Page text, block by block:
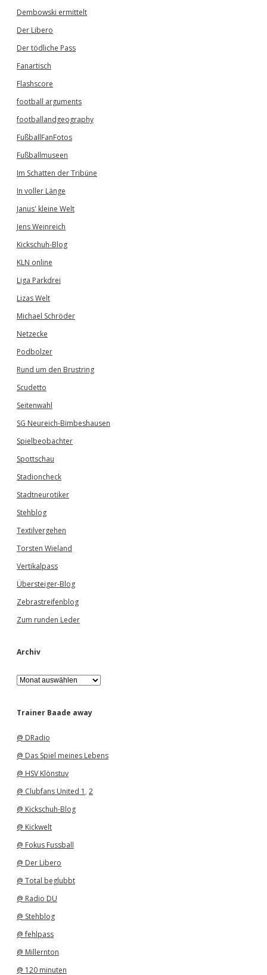
Dembowski ermittelt
Der Libero
Der tödliche Pass
Fanartisch
Flashscore
football arguments
footballandgeography
FußballFanFotos
Fußballmuseen
Im Schatten der Tribüne
In voller Länge
Janus' kleine Welt
Jens Weinreich
Kickschuh-Blog
KLN online
Liga Parkdrei
Lizas Welt
Michael Schröder
Netzecke
Podbolzer
Rund um den Brustring
Scudetto
Seitenwahl
SG Neureich-Bimbeshausen
Spielbeobachter
Spottschau
Stadioncheck
Stadtneurotiker
Stehblog
Textilvergehen
Torsten Wieland
Vertikalpass
Übersteiger-Blog
Zebrastreifenblog
Zum runden Leder
Archiv
A
r
h
Trainer Baade away
@ DRadio
@ Das Spiel meines Lebens
@ HSV Klönstuv
@ Clubfans United 1 , 2
@ Kickschuh-Blog
@ Kickwelt
@ Fokus Fussball
@ Der Libero
@ Total beglubbt
@ Radio DU
@ Stehblog
@ fehlpass
@ Millernton
@ 120 minuten